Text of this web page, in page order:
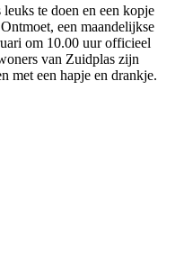
te doen en een kopje
een maandelijkse
om 10.00 uur officieel
van Zuidplas zijn
met een hapje en drankje.